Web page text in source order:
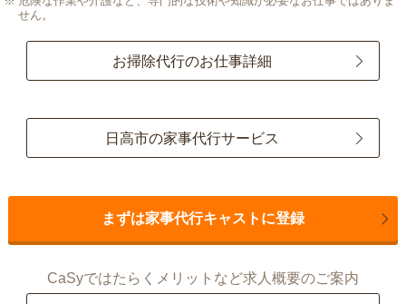
せん。
お掃除代行のお仕事詳細
日高市の家事代行サービス
まずは家事代行キャストに登録
CaSyではたらくメリットなど求人概要のご案内